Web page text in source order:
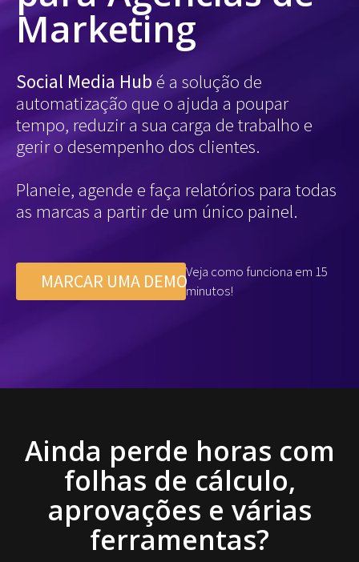
Marketing
Social Media Hub é a solução de
automatização que o ajuda a poupar
tempo, reduzir a sua carga de trabalho e
gerir o desempenho dos clientes.
Planeie, agende e faça relatórios para todas
as marcas a partir de um único painel.
MARCAR UMA DEMOVeja como funciona em 15
minutos!
Ainda perde horas com
folhas de cálculo,
aprovações e várias
ferramentas?